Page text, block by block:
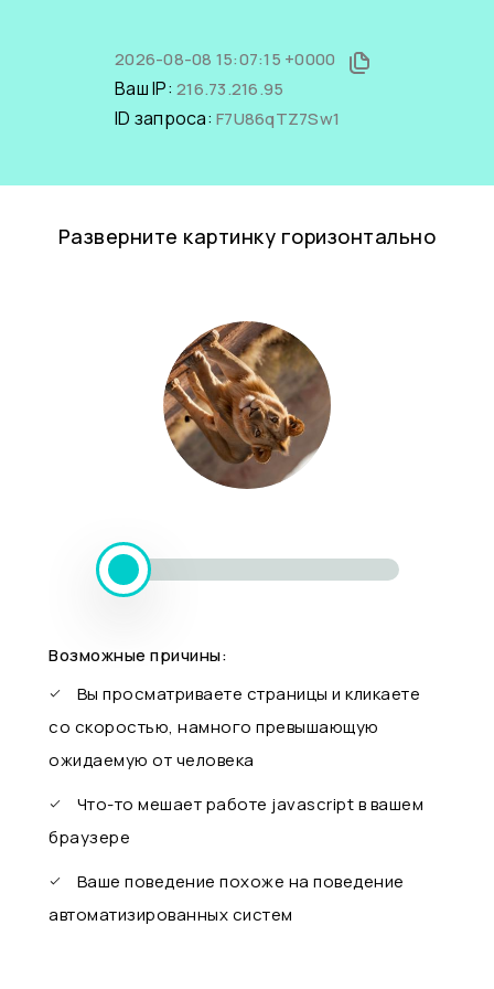
2026-08-08 15:07:15 +0000
Ваш IP: 216.73.216.95
ID запроса: F7U86qTZ7Sw1
Разверните картинку горизонтально
Возможные причины:
Вы просматриваете страницы и кликаете
со скоростью, намного превышающую
ожидаемую от человека
Что-то мешает работе javascript в вашем
браузере
Ваше поведение похоже на поведение
автоматизированных систем